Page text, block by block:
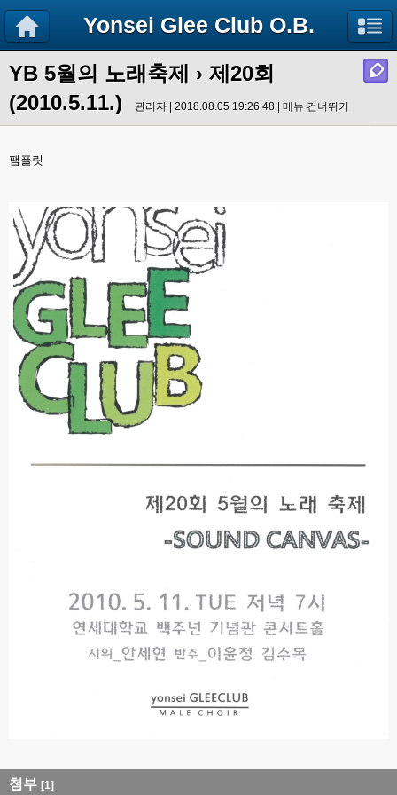
Yonsei Glee Club O.B.
YB 5월의 노래축제 › 제20회
(2010.5.11.)
관리자 | 2018.08.05 19:26:48 | 메뉴 건너뛰기
팸플릿
첨부 [1]